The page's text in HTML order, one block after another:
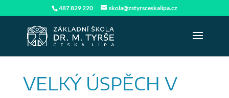
487 829 220 skola@zstyrsceskalipa.cz
VELKÝ ÚSPĚCH V